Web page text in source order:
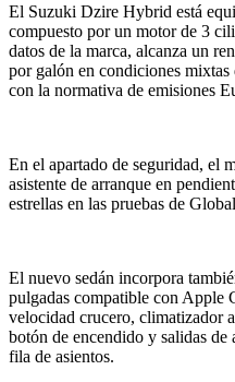
El Suzuki Dzire Hybrid está
compuesto por un motor de 3
datos de la marca, alcanza un
por galón en condiciones
con la normativa de emisiones
En el apartado de seguridad, el
asistente de arranque en
estrellas en las pruebas de
El nuevo sedán incorpora
pulgadas compatible con
velocidad crucero, climatizador
botón de encendido y salidas de
fila de asientos.